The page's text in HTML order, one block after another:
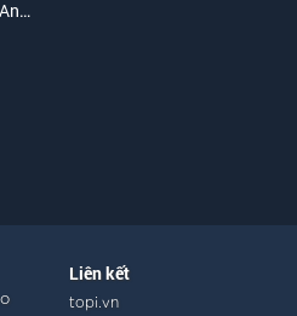
Liên Khúc Sao Chưa Thấy Anh Về, Nén Hương Yêu
Liên kết
topi.vn